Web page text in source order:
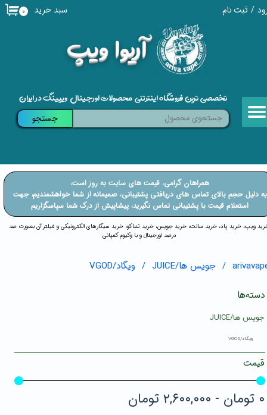
/ ثبت نام
حساب کاربری من
خروج از حساب کاربری
​آریوا ویپ
۰ سبد خرید
تخصصی ترین فروشگاه اینترنتی محصولات اورجینال ویپینگ در ایران
جستجو
جویس ها/JUICE ویگاد/VGOD
دسته‌ها
جویس ها/JUICE
ویگاد/VGOD
قیمت
۰ تومان - ۲,۶۰۰,۰۰۰ تومان
ویپ، خرید پاد، خرید سالت، خرید جویس، خرید تنباکو، خرید سیگارهای الکترونیکی و فیلتر آن بصورت صد
درصد اورجینال و با وکیوم کمپانی
​​همراهان گرامی، قیمت های سایت به روز است،
​​​​​​​به دلیل حجم بالای تماس های دریافتی پشتیبانی، صمیمانه از شما خواهشمندیم، جهت
استعلام قیمت با پشتیبانی تماس نگیرید، پیشاپیش از درک شما سپاسگزاریم